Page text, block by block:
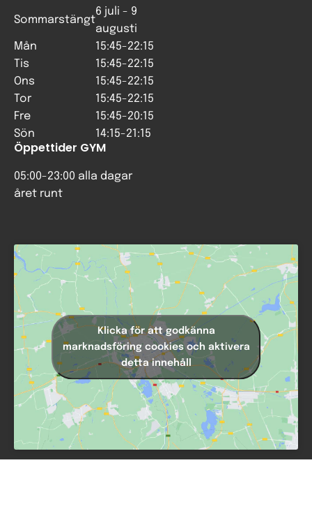
Sommarstängt
6 juli - 9
augusti
Mån
15:45-22:15
Tis
15:45-22:15
Ons
15:45-22:15
Tor
15:45-22:15
Fre
15:45-20:15
Sön
14:15-21:15
Öppettider GYM
05:00-23:00 alla dagar
året runt
Klicka för att godkänna
marknadsföring cookies och aktivera
detta innehåll